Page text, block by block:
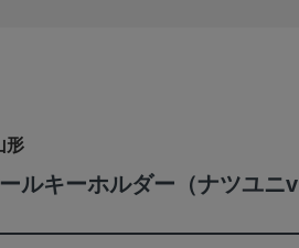
形
ルキーホルダー（ナツユニv